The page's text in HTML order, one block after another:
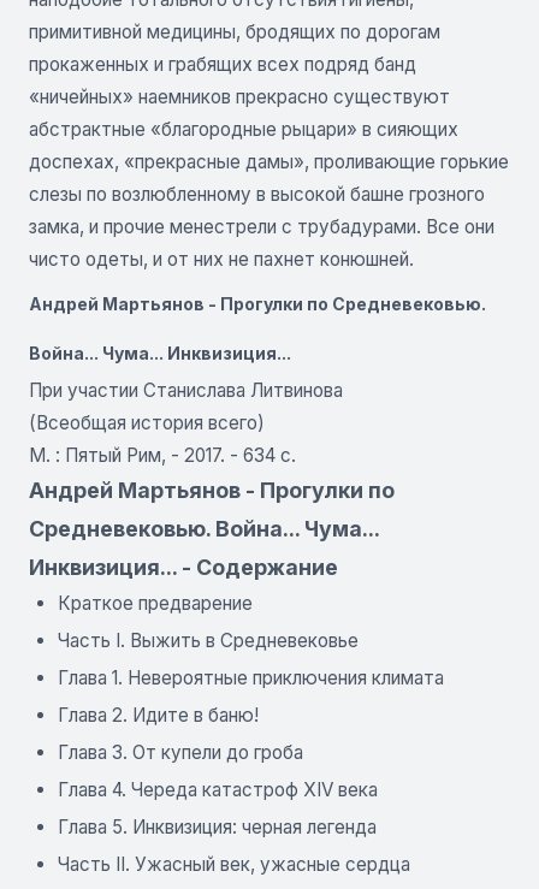
примитивной медицины, бродящих по дорогам
прокаженных и грабящих всех подряд банд
«ничейных» наемников прекрасно существуют
абстрактные «благородные рыцари» в сияющих
доспехах, «прекрасные дамы», проливающие горькие
слезы по возлюбленному в высокой башне грозного
замка, и прочие менестрели с трубадурами. Все они
чисто одеты, и от них не пахнет конюшней.
Андрей Мартьянов - Прогулки по Средневековью.
Война... Чума... Инквизиция...
При участии Станислава Литвинова
(Всеобщая история всего)
М. : Пятый Рим, - 2017. - 634 с.
Андрей Мартьянов - Прогулки по
Средневековью. Война... Чума...
Инквизиция... - Содержание
Краткое предварение
Часть I. Выжить в Средневековье
Глава 1. Невероятные приключения климата
Глава 2. Идите в баню!
Глава 3. От купели до гроба
Глава 4. Череда катастроф XIV века
Глава 5. Инквизиция: черная легенда
Часть II. Ужасный век, ужасные сердца